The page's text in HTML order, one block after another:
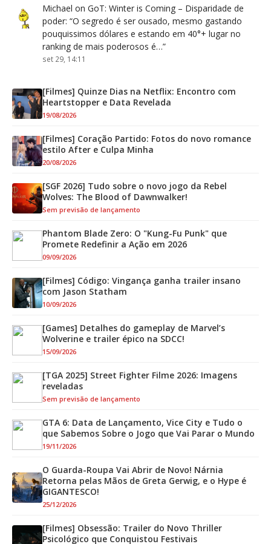
Michael on GoT: Winter is Coming – Disparidade de
poder: “O segredo é ser ousado, mesmo gastando
pouquissimos dólares e estando em 40°+ lugar no
ranking de mais poderosos é…”
set 29, 14:11
[Filmes] Quinze Dias na Netflix: Encontro com
Heartstopper e Data Revelada
19/08/2026
[Filmes] Coração Partido: Fotos do novo romance
estilo After e Culpa Minha
20/08/2026
[SGF 2026] Tudo sobre o novo jogo da Rebel
Wolves: The Blood of Dawnwalker!
Sem previsão de lançamento
Phantom Blade Zero: O "Kung-Fu Punk" que
Promete Redefinir a Ação em 2026
09/09/2026
[Filmes] Código: Vingança ganha trailer insano
com Jason Statham
10/09/2026
[Games] Detalhes do gameplay de Marvel’s
Wolverine e trailer épico na SDCC!
15/09/2026
[TGA 2025] Street Fighter Filme 2026: Imagens
reveladas
Sem previsão de lançamento
GTA 6: Data de Lançamento, Vice City e Tudo o
que Sabemos Sobre o Jogo que Vai Parar o Mundo
19/11/2026
O Guarda-Roupa Vai Abrir de Novo! Nárnia
Retorna pelas Mãos de Greta Gerwig, e o Hype é
GIGANTESCO!
25/12/2026
[Filmes] Obsessão: Trailer do Novo Thriller
Psicológico que Conquistou Festivais